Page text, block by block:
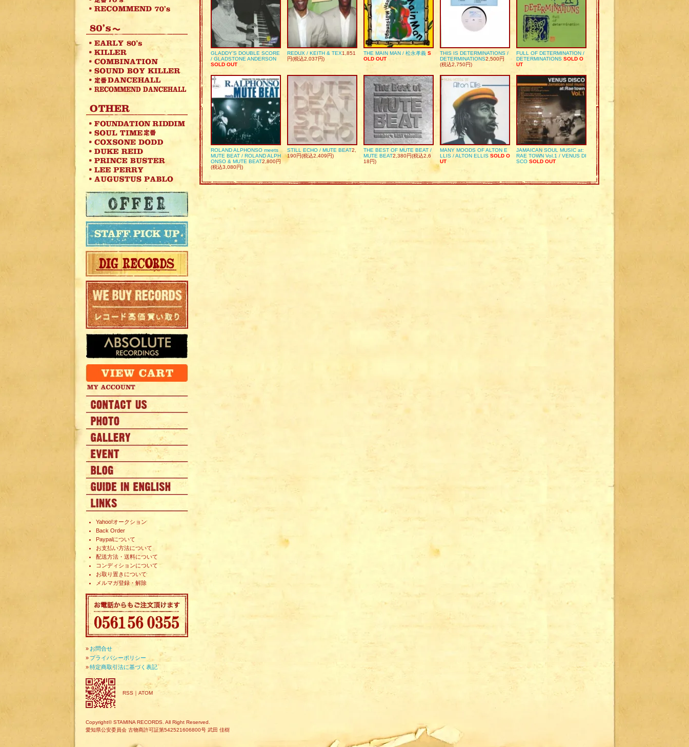
Yahoo!オークション
Back Order
Paypalについて
お支払い方法について
配送方法・送料について
コンディションについて
お取り置きについて
メルマガ登録・解除
» お問合せ
» プライバシーポリシー
»特定商取引法に基づく表記
RSS ｜ ATOM
GLADDY’S DOUBLE SCORE
/ GLADSTONE ANDERSON
SOLD OUT
REDUX / KEITH & TEX1,851
円(税込2,037円)
THE MAIN MAN / 松永孝義 S
OLD OUT
THIS IS DETERMINATIONS /
DETERMINATIONS2,500円
(税込2,750円)
FULL OF DETERMINATION /
DETERMINATIONS SOLD O
UT
ROLAND ALPHONSO meets
MUTE BEAT / ROLAND ALPH
ONSO & MUTE BEAT2,800円
(税込3,080円)
STILL ECHO / MUTE BEAT2,
190円(税込2,409円)
THE BEST OF MUTE BEAT /
MUTE BEAT2,380円(税込2,6
18円)
MANY MOODS OF ALTON E
LLIS / ALTON ELLIS SOLD O
UT
JAMAICAN SOUL MUSIC at:
RAE TOWN Vol.1 / VENUS DI
SCO SOLD OUT
Copyright© STAMINA RECORDS. All Right Reserved.
愛知県公安委員会 古物商許可証第542521606800号 武田 佳樹